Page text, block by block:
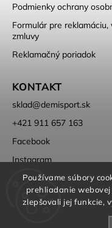
Používame súbory
prehliadanie
zlepšovali jej funkcie,
Podmienky ochrany
Formulár pre
zmluvy
Reklamačný poriadok
KONTAKT
sklad@demisport.sk
+421 911 657 163
Facebook
Instagram